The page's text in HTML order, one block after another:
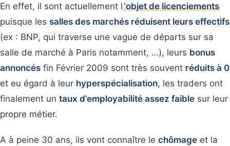
En effet, il sont actuellement l‘objet de licenciements
puisque les salles des marchés réduisent leurs effectifs
(ex : BNP, qui traverse une vague de départs sur sa
salle de marché à Paris notamment, …), leurs bonus
annoncés fin Février 2009 sont très souvent réduits à 0
et eu égard à leur hyperspécialisation, les traders ont
finalement un taux d’employabilité assez faible sur leur
propre métier.
A à peine 30 ans, ils vont connaître le chômage et la